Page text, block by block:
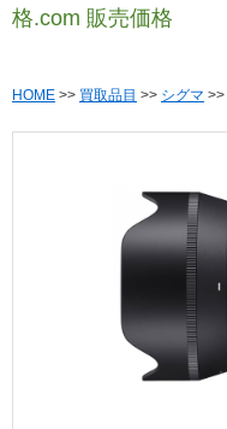
格.com 販売価格
HOME >> 買取品目 >> シグマ